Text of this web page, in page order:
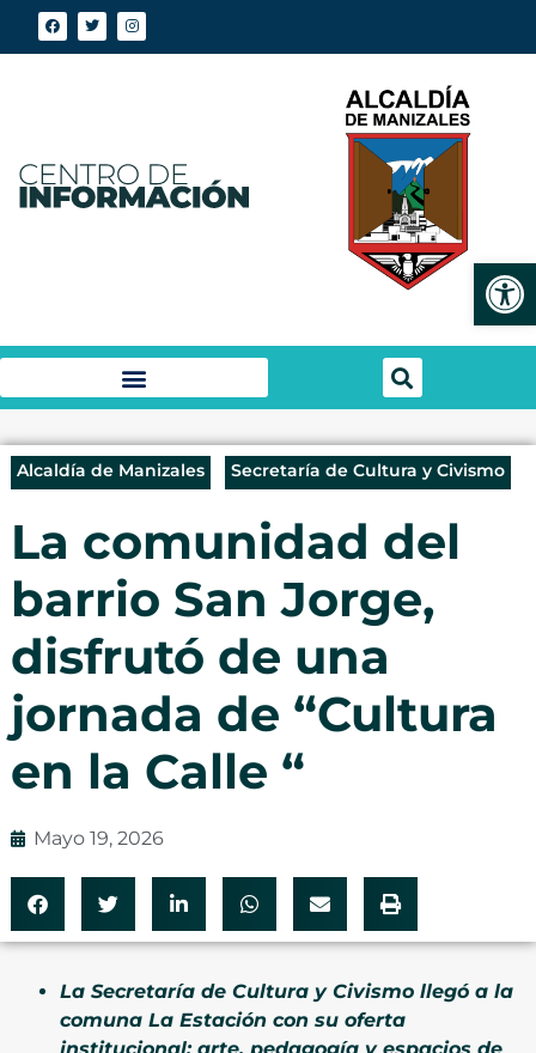
Alcaldía de Manizales Secretaría de Cultura y Civismo
La comunidad del
barrio San Jorge,
disfrutó de una
jornada de “Cultura
en la Calle “
Mayo 19, 2026
La Secretaría de Cultura y Civismo llegó a la
comuna La Estación con su oferta